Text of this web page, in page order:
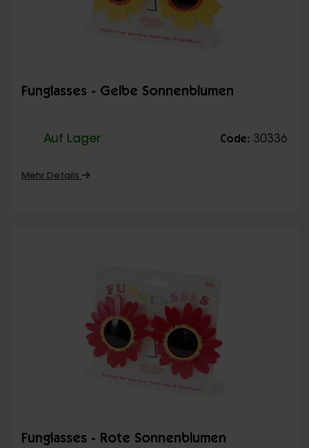
Funglasses - Gelbe Sonnenblumen
Auf Lager Code: 30336
Mehr Details
Funglasses - Rote Sonnenblumen